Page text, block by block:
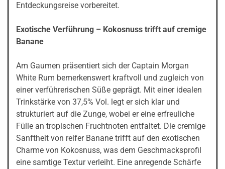
Entdeckungsreise vorbereitet.
Exotische Verführung – Kokosnuss trifft auf cremige
Banane
Am Gaumen präsentiert sich der Captain Morgan
White Rum bemerkenswert kraftvoll und zugleich von
einer verführerischen Süße geprägt. Mit einer idealen
Trinkstärke von 37,5% Vol. legt er sich klar und
strukturiert auf die Zunge, wobei er eine erfreuliche
Fülle an tropischen Fruchtnoten entfaltet. Die cremige
Sanftheit von reifer Banane trifft auf den exotischen
Charme von Kokosnuss, was dem Geschmacksprofil
eine samtige Textur verleiht. Eine anregende Schärfe